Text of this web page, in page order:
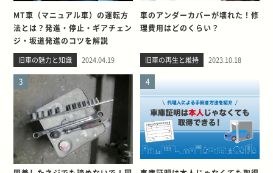
MT車（マニュアル車）の運転方
法とは？発進・停止・ギアチェン
ジ・坂道発進のコツを解説
旧車の魅力と知識 2024.04.19
車のアンダーカバーが壊れた！修
理費用はどのくらい？
旧車の再生と維持 2023.10.18
3 4